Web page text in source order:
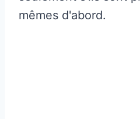
mêmes d'abord.